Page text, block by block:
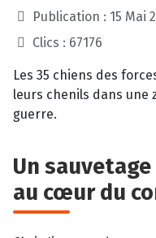
Publication : 15 Mai
Clics : 67176
Les 35 chiens des
leurs chenils dans une
guerre.
Un
au cœur du